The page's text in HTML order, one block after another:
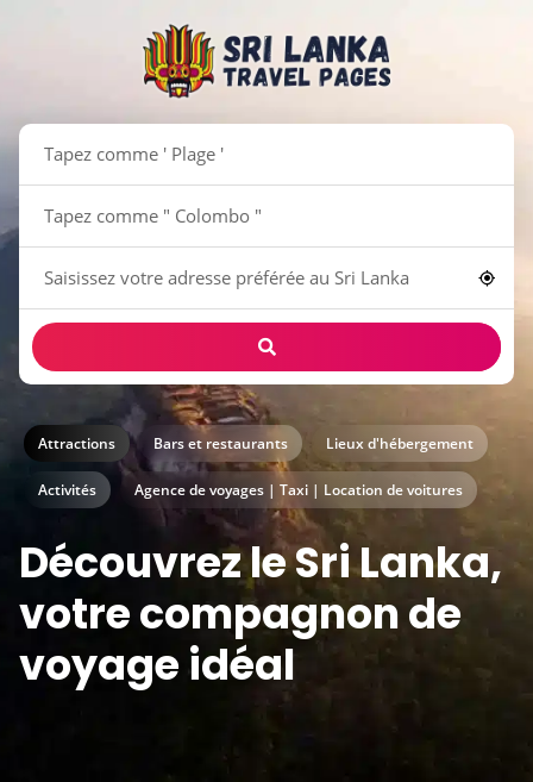
Attractions Bars et restaurants Lieux d'hébergement
Activités Agence de voyages | Taxi | Location de voitures
Découvrez le Sri Lanka,
votre compagnon de
voyage idéal